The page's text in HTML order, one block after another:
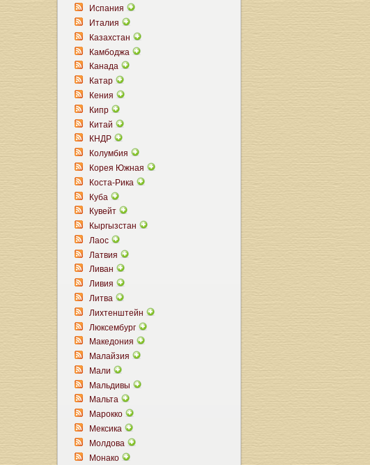
Испания
Италия
Казахстан
Камбоджа
Канада
Катар
Кения
Кипр
Китай
КНДР
Колумбия
Корея Южная
Коста-Рика
Куба
Кувейт
Кыргызстан
Лаос
Латвия
Ливан
Ливия
Литва
Лихтенштейн
Люксембург
Македония
Малайзия
Мали
Мальдивы
Мальта
Марокко
Мексика
Молдова
Монако